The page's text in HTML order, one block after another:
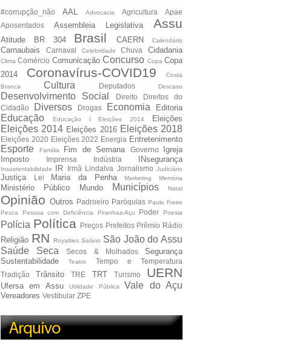
#corrupção_não AAL Advocacia Agricultura
Apae
Aposentados
Assembleia Legislativa Assu
Atitude BR 304 Brasil CAERN Calendário
Carnaubais Carnaval Celebridade Chuva Cidadania
Clima Comércio Comunicação Concurso Copa Copa
2014
Coronavírus-COVID19
Costa
Branca
Cultura Deputados Descaso
Desenvolvimento Social Direito
Direitos do
Cidadão
Diversos Drogas Economia Editoria
Educação Educação I Eleições 2014 Eleições
Eleições 2014 Eleições 2016 Eleições 2018
Eleições 2020 Eleições 2022 Energia Entretenimento
Esporte Família Fim de Semana Governo
Igreja
Imposto
Imprensa Indústria INsegurança
Insustentabilidade IR Irmã Lindalva Jornalismo Judiciário
Justiça Lei Maria da Penha Marketing Memória
Ministério Público Mundo Municípios Natal
Opinião Outros Padroeiro Paróquias Paulo Freire
Pesca
Pessoa com Deficiência Piranhas-Açu Poder Poesia
Polícia Política Preços Prefeitos Prêmio Rádio
Religião RN Royalties Salário São João do Assu
Saúde
Seca Secos & Molhados
Segurança
Sustentabilidade
Teatro
Tempo e Temperatura
Tradição
Trânsito TRE TRT Turismo UERN
Ufersa em Assu Utilidade Pública Vale do Açu
Vereadores Vestibular ZPE